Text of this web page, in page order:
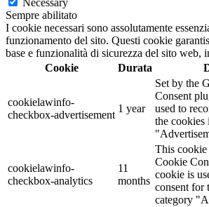
Necessary
Sempre abilitato
I cookie necessari sono assolutamente
funzionamento del sito. Questi cookie
base e funzionalità di sicurezza del sito web,
Cookie
Durata
cookielawinfo-
checkbox-advertisement
1 year
Set by the
Consent
used to
the cookies
cookielawinfo-
checkbox-analytics
11
months
This cookie
Cookie
cookie is
consent for
category